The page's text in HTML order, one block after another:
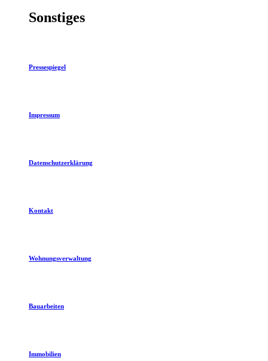
Sonstiges
Pressespiegel
Impressum
Datenschutzerklärung
Kontakt
Wohnungsverwaltung
Bauarbeiten
Immobilien